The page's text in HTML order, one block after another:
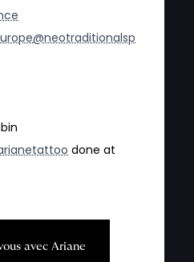
@neotraditionalsp
done at
ous avec Ariane